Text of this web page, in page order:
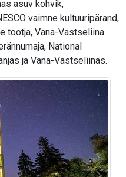
asuv kohvik,
vaimne kultuuripärand,
tootja, Vana-Vastseliina
National
ja Vana-Vastseliinas.